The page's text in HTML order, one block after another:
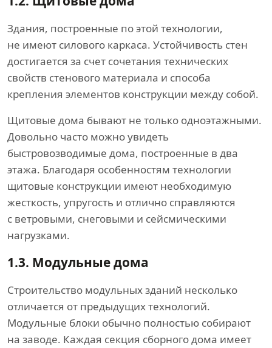
Здания, построенные по этой технологии,
не имеют силового каркаса. Устойчивость стен
достигается за счет сочетания технических
свойств стенового материала и способа
крепления элементов конструкции между собой.
Щитовые дома бывают не только одноэтажными.
Довольно часто можно увидеть
быстровозводимые дома, построенные в два
этажа. Благодаря особенностям технологии
щитовые конструкции имеют необходимую
жесткость, упругость и отлично справляются
с ветровыми, снеговыми и сейсмическими
нагрузками.
1.3. Модульные дома
Строительство модульных зданий несколько
отличается от предыдущих технологий.
Модульные блоки обычно полностью собирают
на заводе. Каждая секция сборного дома имеет